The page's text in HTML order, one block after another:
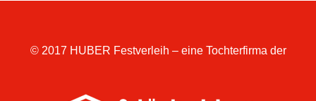
© 2017 HUBER Festverleih – eine Tochterfirma der